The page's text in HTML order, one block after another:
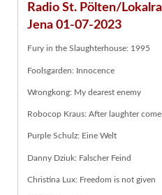
Radio St. Pölten/
Jena 01-07-2023
Fury in the Slaughterhouse: 1995
Foolsgarden: Innocence
Wrongkong: My dearest enemy
Robocop Kraus: After laughter
Purple Schulz: Eine Welt
Danny Dziuk: Falscher Feind
Christina Lux: Freedom is not given